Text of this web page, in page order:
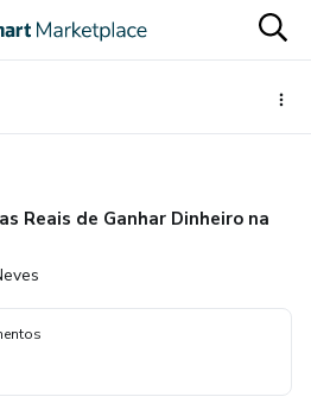
Reais de Ganhar Dinheiro na